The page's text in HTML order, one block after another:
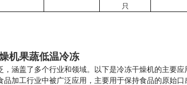
只
机果蔬低温冷冻
涵盖了多个行业和领域。以下是冷冻干燥机的主要应
品加工行业中被广泛应用，主要用于保持食品的原始